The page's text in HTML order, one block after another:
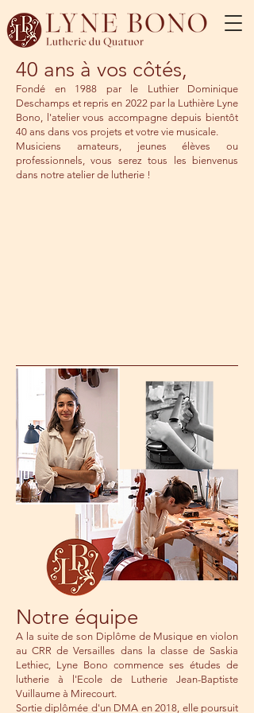
40 ans à vos côtés,
Fondé en 1988 par le Luthier Dominique
Deschamps et repris en 2022 par la Luthière Lyne
Bono, l'atelier vous accompagne depuis bientôt
40 ans dans vos projets et votre vie musicale.
Musiciens amateurs, jeunes élèves ou
professionnels, vous serez tous les bienvenus
dans notre atelier de lutherie !
Notre équipe
A la suite de son Diplôme de Musique en violon
au CRR de Versailles dans la classe de Saskia
Lethiec, Lyne Bono commence ses études de
lutherie à l'Ecole de Lutherie Jean-Baptiste
Vuillaume à Mirecourt.
Sortie diplômée d'un DMA en 2018, elle poursuit